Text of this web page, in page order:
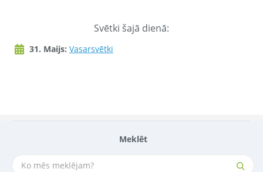
Meklēt
Svētki šajā dienā:
31. Maijs: Vasarsvētki